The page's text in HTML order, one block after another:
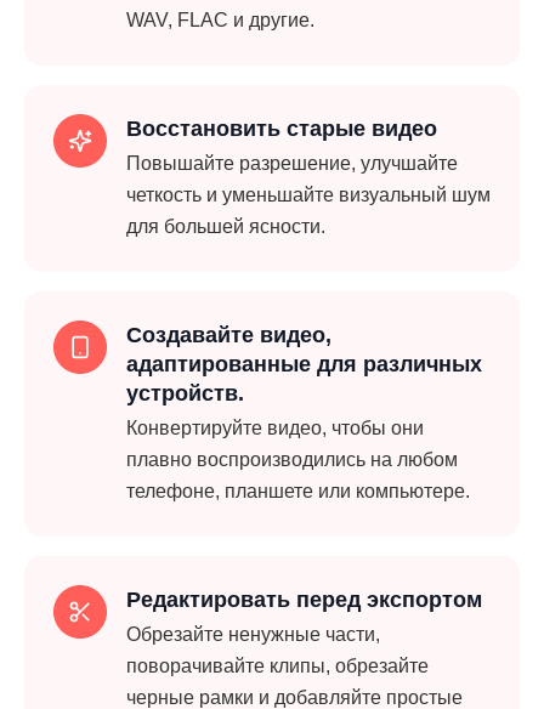
WAV, FLAC и другие.
Восстановить старые видео
Повышайте разрешение, улучшайте
четкость и уменьшайте визуальный шум
для большей ясности.
Создавайте видео,
адаптированные для различных
устройств.
Конвертируйте видео, чтобы они
плавно воспроизводились на любом
телефоне, планшете или компьютере.
Редактировать перед экспортом
Обрезайте ненужные части,
поворачивайте клипы, обрезайте
черные рамки и добавляйте простые